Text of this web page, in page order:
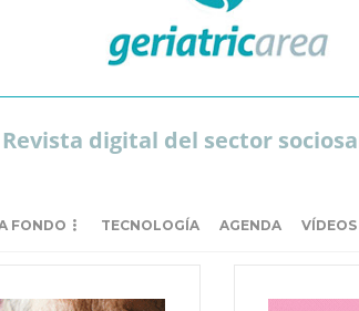
Revista digital del sector
FONDO TECNOLOGÍA AGENDA VÍDEOS